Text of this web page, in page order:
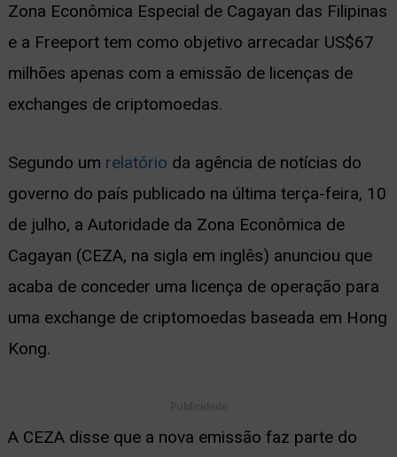
Zona Econômica Especial de Cagayan das Filipinas
e a Freeport tem como objetivo arrecadar US$67
milhões apenas com a emissão de licenças de
exchanges de criptomoedas.
Segundo um relatório da agência de notícias do
governo do país publicado na última terça-feira, 10
de julho, a Autoridade da Zona Econômica de
Cagayan (CEZA, na sigla em inglês) anunciou que
acaba de conceder uma licença de operação para
uma exchange de criptomoedas baseada em Hong
Kong.
Publicidade
A CEZA disse que a nova emissão faz parte do